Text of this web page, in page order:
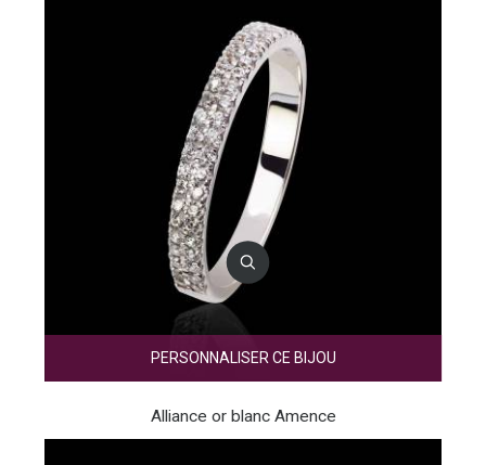
PERSONNALISER CE BIJOU
Alliance or blanc Amence